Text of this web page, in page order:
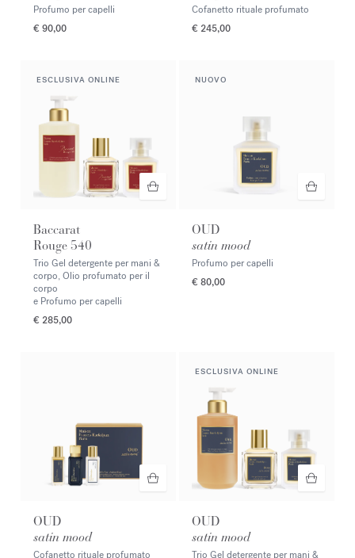
Profumo per capelli
€ 90,00
Cofanetto rituale profumato
€ 245,00
ESCLUSIVA ONLINE
Baccarat
Rouge 540
Trio Gel detergente per mani &
corpo, Olio profumato per il
corpo
e Profumo per capelli
€ 285,00
NUOVO
OUD
satin mood
Profumo per capelli
€ 80,00
OUD
satin mood
Cofanetto rituale profumato
ESCLUSIVA ONLINE
OUD
satin mood
Trio Gel detergente per mani &